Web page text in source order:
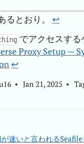
るとおり。 ↩︎
でアクセスす
Proxy Setup —
↩︎
Jan 21, 2025
速いと言われるSeafile